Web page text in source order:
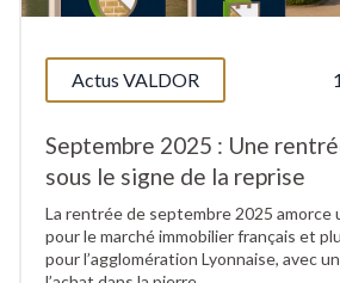
Actus VALDOR
Septembre 2025 : Une
sous le signe de la reprise
La rentrée de septembre 2025 amorce
pour le marché immobilier français et
pour l’agglomération Lyonnaise, avec